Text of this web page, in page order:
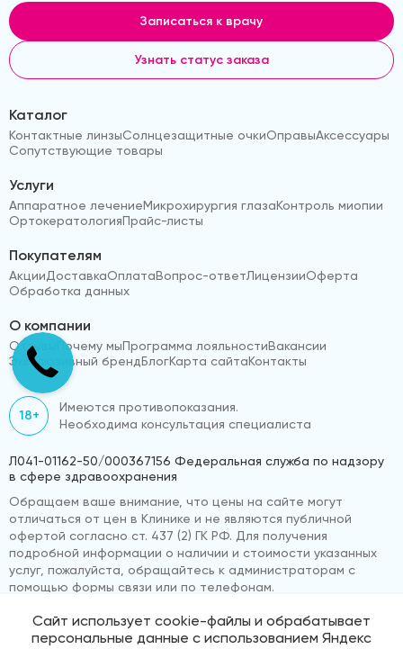
Записаться к врачу
Узнать статус заказа
Каталог
Контактные линзыСолнцезащитные очкиОправыАксессуары
Сопутствующие товары
Услуги
Аппаратное лечениеМикрохирургия глазаКонтроль миопии
ОртокератологияПрайс-листы
Покупателям
АкцииДоставкаОплатаВопрос-ответЛицензииОферта
Обработка данных
О компании
Отзывы Почему мыПрограмма лояльностиВакансии
Эксклюзивный брендБлогКарта сайтаКонтакты
18+
Имеются противопоказания.
Необходима консультация специалиста
Л041-01162-50/000367156 Федеральная служба по надзору
в сфере здравоохранения
Обращаем ваше внимание, что цены на сайте могут
отличаться от цен в Клинике и не являются публичной
офертой согласно ст. 437 (2) ГК РФ. Для получения
подробной информации о наличии и стоимости указанных
услуг, пожалуйста, обращайтесь к администраторам с
помощью формы связи или по телефонам.
Сайт использует cookie-файлы и обрабатывает
персональные данные с использованием Яндекс